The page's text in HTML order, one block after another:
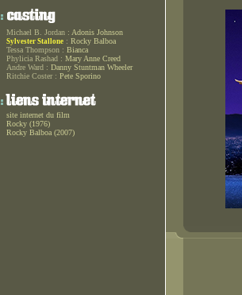
Michael B. Jordan : Adonis Johnson
Sylvester Stallone : Rocky Balboa
Tessa Thompson : Bianca
Phylicia Rashad : Mary Anne Creed
Andre Ward : Danny Stuntman Wheeler
Ritchie Coster : Pete Sporino
site internet du film
Rocky (1976)
Rocky Balboa (2007)